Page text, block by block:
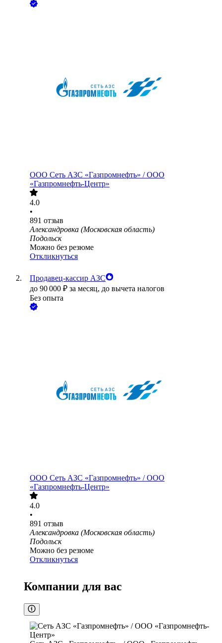
ООО Сеть АЗС «Газпромнефть» / ООО
«Газпромнефть-Центр»
4.0
•
891 отзыв
Александровка (Московская область)
Подольск
Можно без резюме
Откликнуться
Продавец-кассир АЗС
до 90 000 ₽ за месяц, до вычета налогов
Без опыта
ООО Сеть АЗС «Газпромнефть» / ООО
«Газпромнефть-Центр»
4.0
•
891 отзыв
Александровка (Московская область)
Подольск
Можно без резюме
Откликнуться
Компании для вас